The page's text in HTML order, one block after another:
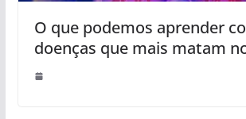
O que podemos aprender
doenças que mais matam